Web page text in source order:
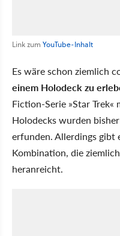
Link zum YouTube-Inhalt
Es wäre schon ziemlich
einem Holodeck zu
Fiction-Serie »Star Trek«
Holodecks wurden
erfunden. Allerdings gibt
Kombination, die
heranreicht.